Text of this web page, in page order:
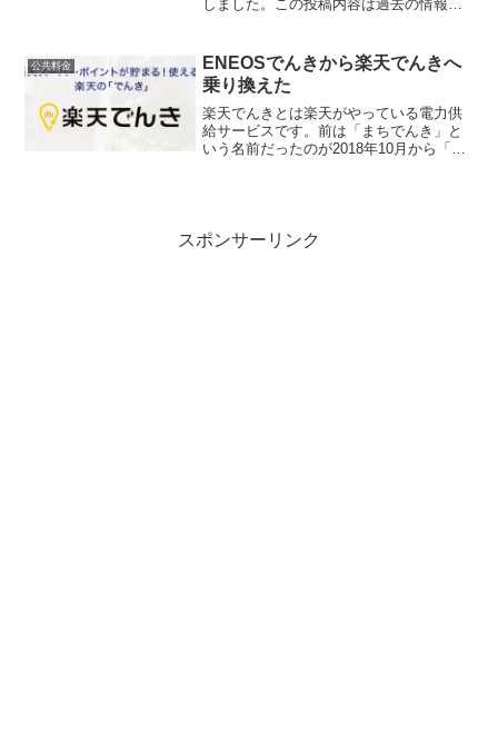
しました。この投稿内容は過去の情報で
とセットで契約すると、年0.03%金利
が...
公共料金
ENEOSでんきから楽天でんきへ
乗り換えた
楽天でんきとは楽天がやっている電力供
給サービスです。前は「まちでんき」と
いう名前だったのが2018年10月から「楽
スポンサーリンク